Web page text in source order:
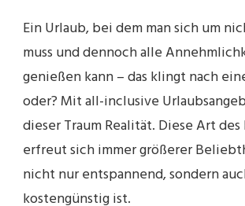
Ein Urlaub, bei dem man sich um
muss und dennoch alle
genießen kann – das klingt nach
oder? Mit all-inclusive
dieser Traum Realität. Diese Art des
erfreut sich immer größerer
nicht nur entspannend, sondern
kostengünstig ist.